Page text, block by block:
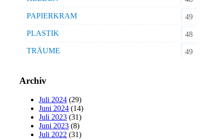
PAPIERKRAM
49
PLASTIK
48
TRÄUME
49
Archiv
Juli 2024 (29)
Juni 2024 (14)
Juli 2023 (31)
Juni 2023 (8)
Juli 2022 (31)